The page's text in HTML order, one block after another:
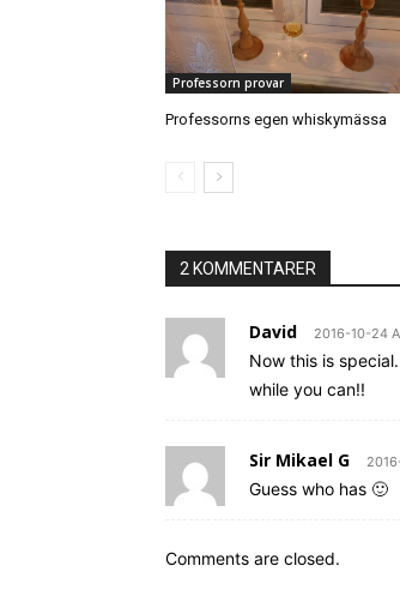
Professorn provar
Professorns egen whiskymässa
2 KOMMENTARER
David 2016-10-24
Now this is
while you can!!
Sir Mikael G
Guess who has 🙂
Comments are closed.